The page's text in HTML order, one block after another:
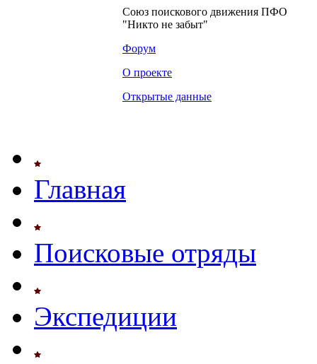
Союз поискового движения ПФО
"Никто не забыт"
Форум
О проекте
Открытые данные
Главная
Поисковые отряды
Экспедиции